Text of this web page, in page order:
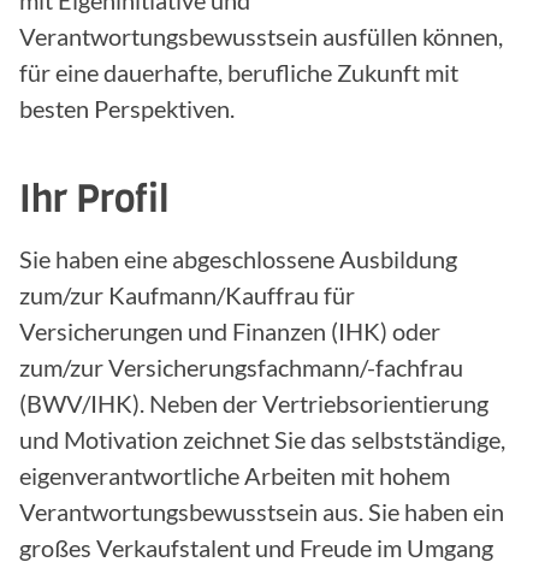
Verantwortungsbewusstsein ausfüllen können,
für eine dauerhafte, berufliche Zukunft mit
besten Perspektiven.
Ihr Profil
Sie haben eine abgeschlossene Ausbildung
zum/zur Kaufmann/Kauffrau für
Versicherungen und Finanzen (IHK) oder
zum/zur Versicherungsfachmann/-fachfrau
(BWV/IHK). Neben der Vertriebsorientierung
und Motivation zeichnet Sie das selbstständige,
eigenverantwortliche Arbeiten mit hohem
Verantwortungsbewusstsein aus. Sie haben ein
großes Verkaufstalent und Freude im Umgang